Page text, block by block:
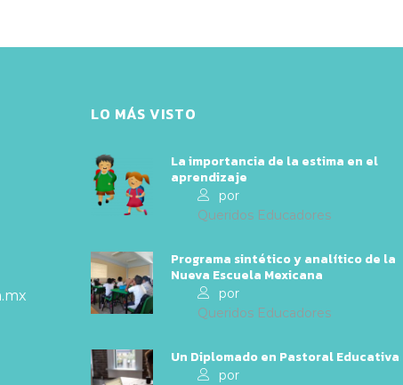
LO MÁS VISTO
La importancia de la estima en el
aprendizaje
por
Queridos Educadores
Programa sintético y analítico de la
Nueva Escuela Mexicana
por
Queridos Educadores
Un Diplomado en Pastoral Educativa
por